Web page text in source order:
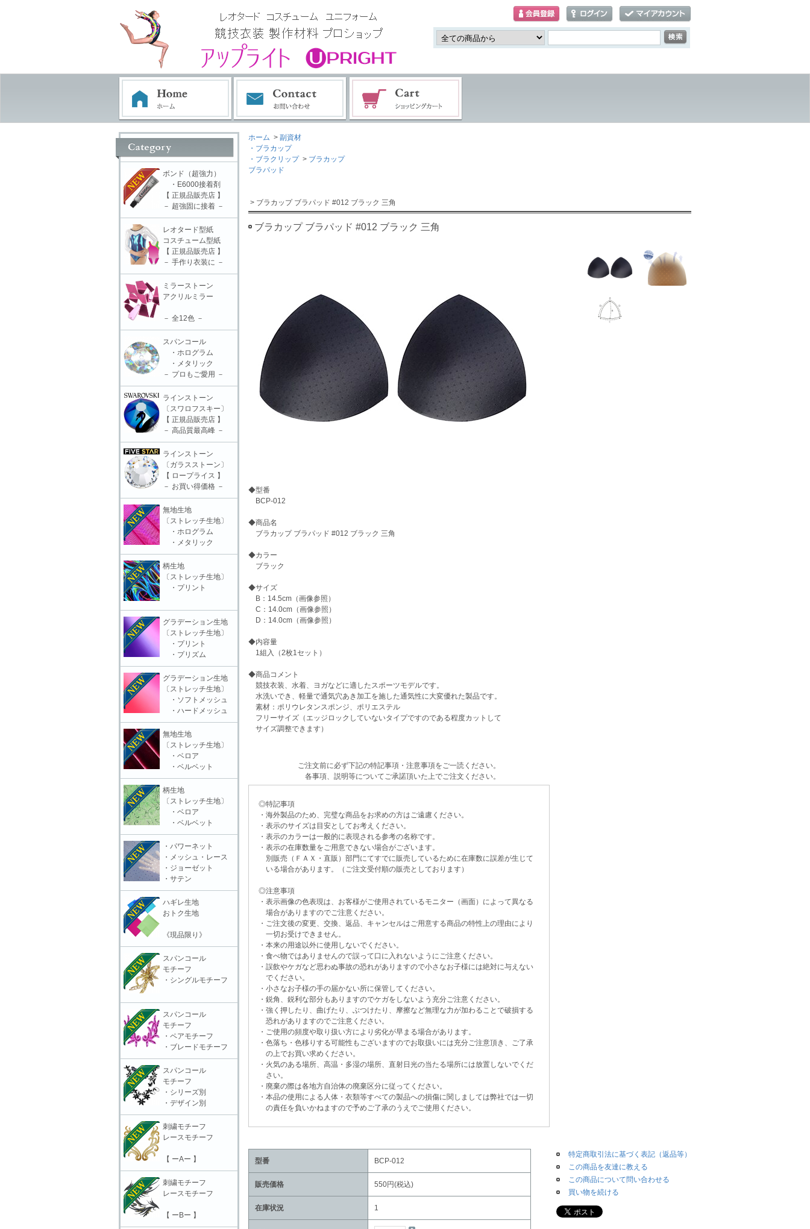
ホーム > 副資材
・ブラカップ
・ブラクリップ > ブラカップ
ブラパッド
> ブラカップ ブラパッド #012 ブラック 三角
ブラカップ ブラパッド #012 ブラック 三角
◆型番
BCP-012
◆商品名
ブラカップ ブラパッド #012 ブラック 三角
◆カラー
ブラック
◆サイズ
B：14.5cm（画像参照）
C：14.0cm（画像参照）
D：14.0cm（画像参照）
◆内容量
1組入（2枚1セット）
◆商品コメント
競技衣装、水着、ヨガなどに適したスポーツモデルです。
水洗いでき、軽量で通気穴あき加工を施した通気性に大変優れた製品です。
素材：ポリウレタンスポンジ、ポリエステル
フリーサイズ（エッジロックしていないタイプですのである程度カットして
サイズ調整できます）
ご注文前に必ず下記の特記事項・注意事項をご一読ください。
各事項、説明等についてご承諾頂いた上でご注文ください。
◎特記事項
・海外製品のため、完璧な商品をお求めの方はご遠慮ください。
・表示のサイズは目安としてお考えください。
・表示のカラーは一般的に表現される参考の名称です。
・表示の在庫数量をご用意できない場合がございます。
別販売（ＦＡＸ・直販）部門にてすでに販売しているために在庫数に誤差が生じて
いる場合があります。（ご注文受付順の販売としております）
◎注意事項
・表示画像の色表現は、お客様がご使用されているモニター（画面）によって異なる
場合がありますのでご注意ください。
・ご注文後の変更、交換、返品、キャンセルはご用意する商品の特性上の理由により
一切お受けできません。
・本来の用途以外に使用しないでください。
・食べ物ではありませんので誤って口に入れないようにご注意ください。
・誤飲やケガなど思わぬ事故の恐れがありますので小さなお子様には絶対に与えない
でください。
・小さなお子様の手の届かない所に保管してください。
・鋭角、鋭利な部分もありますのでケガをしないよう充分ご注意ください。
・強く押したり、曲げたり、ぶつけたり、摩擦など無理な力が加わることで破損する
恐れがありますのでご注意ください。
・ご使用の頻度や取り扱い方により劣化が早まる場合があります。
・色落ち・色移りする可能性もございますのでお取扱いには充分ご注意頂き、ご了承
の上でお買い求めください。
・火気のある場所、高温・多湿の場所、直射日光の当たる場所には放置しないでくだ
さい。
・廃棄の際は各地方自治体の廃棄区分に従ってください。
・本品の使用による人体・衣類等すべての製品への損傷に関しましては弊社では一切
の責任を負いかねますので予めご了承のうえでご使用ください。
型番 BCP-012
販売価格 550円(税込)
在庫状況 1
特定商取引法に基づく表記（返品等）
この商品を友達に教える
この商品について問い合わせる
買い物を続ける
ボンド（超強力）
・E6000接着剤
【 正規品販売店 】
－ 超強固に接着 －
レオタード型紙
コスチューム型紙
【 正規品販売店 】
－ 手作り衣装に －
ミラーストーン
アクリルミラー
－ 全12色 －
スパンコール
・ホログラム
・メタリック
－ プロもご愛用 －
ラインストーン
〔スワロフスキー〕
【 正規品販売店 】
－ 高品質最高峰 －
ラインストーン
〔ガラスストーン〕
【 ロープライス 】
－ お買い得価格 －
無地生地
〔ストレッチ生地〕
・ホログラム
・メタリック
柄生地
〔ストレッチ生地〕
・プリント
グラデーション生地
〔ストレッチ生地〕
・プリント
・プリズム
グラデーション生地
〔ストレッチ生地〕
・ソフトメッシュ
・ハードメッシュ
無地生地
〔ストレッチ生地〕
・ベロア
・ベルベット
柄生地
〔ストレッチ生地〕
・ベロア
・ベルベット
・パワーネット
・メッシュ・レース
・ジョーゼット
・サテン
ハギレ生地
おトク生地
《現品限り》
スパンコール
モチーフ
・シングルモチーフ
スパンコール
モチーフ
・ペアモチーフ
・ブレードモチーフ
スパンコール
モチーフ
・シリーズ別
・デザイン別
刺繍モチーフ
レースモチーフ
【 ーAー 】
刺繍モチーフ
レースモチーフ
【 ーBー 】